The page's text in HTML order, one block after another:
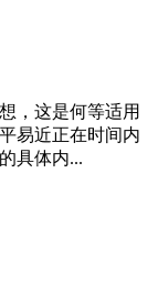
，这是何等适用
易近正在时间内
具体内...